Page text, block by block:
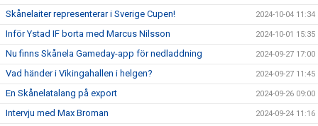
Skånelaiter representerar i Sverige Cupen! 2024-10-04 11:34
Inför Ystad IF borta med Marcus Nilsson 2024-10-01 15:35
Nu finns Skånela Gameday-app för nedladdning 2024-09-27 17:00
Vad händer i Vikingahallen i helgen? 2024-09-27 11:45
En Skånelatalang på export 2024-09-26 09:00
Intervju med Max Broman 2024-09-24 11:16